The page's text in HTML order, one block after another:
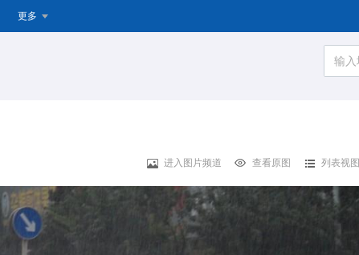
更多
进入图片频道 查看原图 列表视图